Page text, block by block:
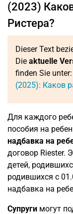
(2023)
Ристера?
Dieser Text
Die aktuelle
finden Sie unter:
(2025): Каков
Для каждого
пособия на
надбавка на
договор Riester.
детей,
родившихся с
надбавка на
Супруги могут